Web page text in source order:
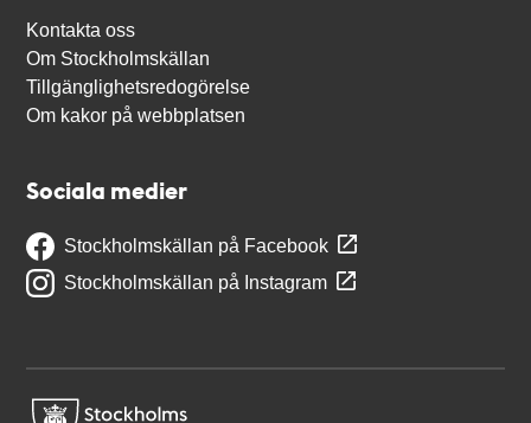
Kontakta oss
Om Stockholmskällan
Tillgänglighetsredogörelse
Om kakor på webbplatsen
Sociala medier
Stockholmskällan på Facebook
Stockholmskällan på Instagram